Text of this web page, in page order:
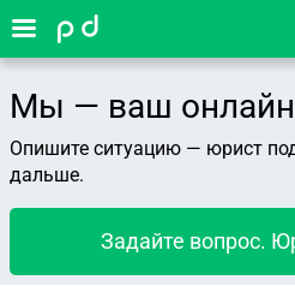
Мы — ваш онлайн-
Опишите ситуацию — юрист
дальше.
Задайте вопрос.